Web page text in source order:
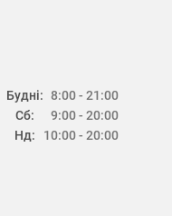
Будні:
Сб:
Нд:
8:00 - 21:00
9:00 - 20:00
10:00 - 20:00